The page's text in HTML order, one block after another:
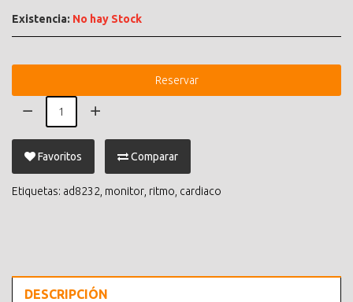
Existencia: No hay Stock
Reservar
Favoritos Comparar
Etiquetas: ad8232 monitor ritmo cardiaco
DESCRIPCIÓN